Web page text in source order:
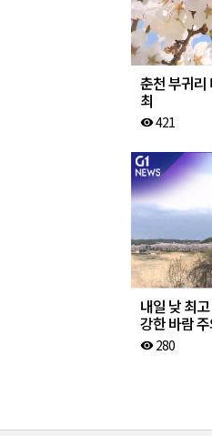
춘천 부귀리
최
visibility421
내일 낮 최
강한 바람
visibility 280